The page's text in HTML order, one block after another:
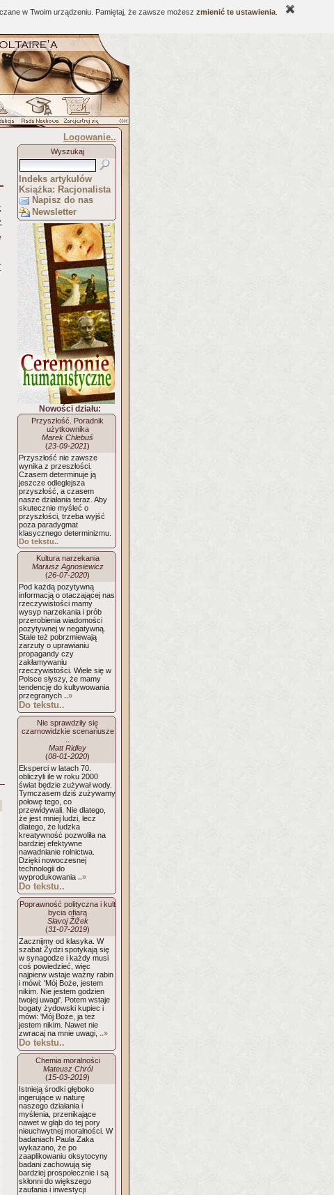
w Twoim urządzeniu. Pamiętaj, że zawsze możesz zmienić te ustawienia
Logowanie..
Wyszukaj
Indeks artykułów
Książka: Racjonalista
Napisz do nas
Newsletter
Nowości działu:
Przyszłość. Poradnik
użytkownika
Marek Chlebuś
(23-09-2021)
Przyszłość nie zawsze
wynika z przeszłości.
Czasem determinuje ją
jeszcze odleglejsza
przyszłość, a czasem
nasze działania teraz. Aby
skutecznie myśleć o
przyszłości, trzeba wyjść
poza paradygmat
klasycznego determinizmu.
Do tekstu..
Kultura narzekania
Mariusz Agnosiewicz
(26-07-2020)
Pod każdą pozytywną
informacją o otaczającej nas
rzeczywistości mamy
wysyp narzekania i prób
przerobienia wiadomości
pozytywnej w negatywną.
Stale też pobrzmiewają
zarzuty o uprawianiu
propagandy czy
zakłamywaniu
rzeczywistości. Wiele się w
Polsce słyszy, że mamy
tendencję do kultywowania
przegranych ..»
Do tekstu..
Nie sprawdziły się
czarnowidzkie scenariusze
Matt Ridley
(08-01-2020)
Eksperci w latach 70.
obliczyli ile w roku 2000
świat będzie zużywał wody.
Tymczasem dziś zużywamy
połowę tego, co
przewidywali. Nie dlatego,
że jest mniej ludzi, lecz
dlatego, że ludzka
kreatywność pozwoliła na
bardziej efektywne
nawadnianie rolnictwa.
Dzięki nowoczesnej
technologii do
wyprodukowania ..»
Do tekstu..
Poprawność polityczna i kult
bycia ofiarą
Slavoj Žižek
(31-07-2019)
Zacznijmy od klasyka. W
szabat Żydzi spotykają się
w synagodze i każdy musi
coś powiedzieć, więc
najpierw wstaje ważny rabin
i mówi: 'Mój Boże, jestem
nikim. Nie jestem godzien
twojej uwagi'. Potem wstaje
bogaty żydowski kupiec i
mówi: 'Mój Boże, ja też
jestem nikim. Nawet nie
zwracaj na mnie uwagi, ..»
Do tekstu..
Chemia moralności
Mateusz Chról
(15-03-2019)
Istnieją środki głęboko
ingerujące w naturę
naszego działania i
myślenia, przenikające
nawet w głąb do tej pory
nieuchwytnej moralności. W
badaniach Paula Zaka
wykazano, że po
zaaplikowaniu oksytocyny
badani zachowują się
bardziej prospołecznie i są
skłonni do większego
zaufania i inwestycji